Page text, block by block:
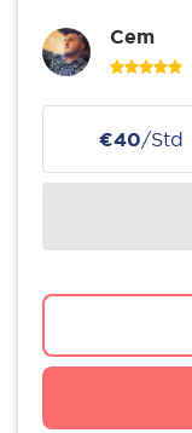
Cem
€40/Std